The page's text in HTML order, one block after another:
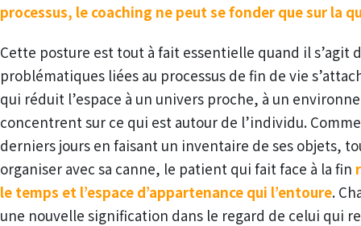
processus, le coaching ne peut se fonder que sur la
Cette posture est tout à fait essentielle quand il s’agit
problématiques liées au processus de fin de vie
qui réduit l’espace à un univers proche, à un
concentrent sur ce qui est autour de l’individu.
derniers jours en faisant un inventaire de ses objets,
organiser avec sa canne, le patient qui fait face à la fin
le temps et l’espace d’appartenance qui l’entoure.
une nouvelle signification dans le regard de celui qui